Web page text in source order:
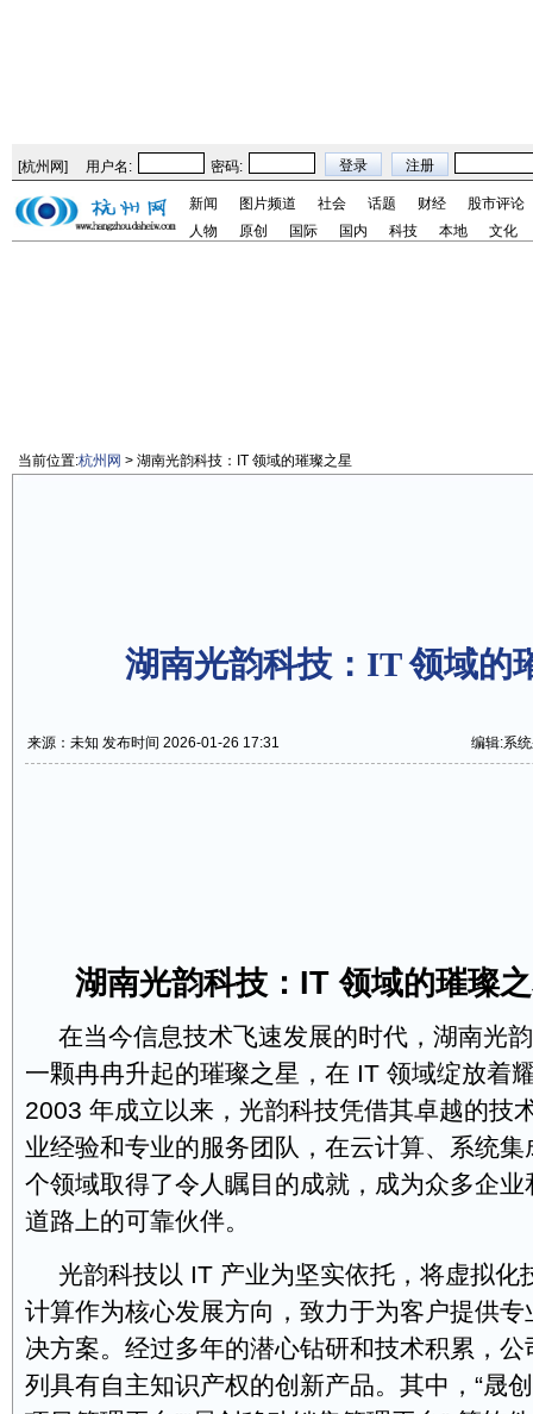
[杭州网] 用户名: 密码:
新闻 图片频道 社会 话题 财经
股市评论
人物
原创 国际 国内 科技 本地 文化
当前位置:杭州网 > 湖南光韵科技：IT 领域的璀璨之星
湖南光韵科技：IT 领域的
来源：未知 发布时间 2026-01-26 17:31 编辑:系
湖南光韵科技：IT 领域的璀璨
在当今信息技术飞速发展的时代，湖南光
一颗冉冉升起的璀璨之星，在 IT 领域绽放着
2003 年成立以来，光韵科技凭借其卓越的技
业经验和专业的服务团队，在云计算、系统
个领域取得了令人瞩目的成就，成为众多企
道路上的可靠伙伴。
光韵科技以 IT 产业为坚实依托，将虚拟化
计算作为核心发展方向，致力于为客户提供
决方案。经过多年的潜心钻研和技术积累，
列具有自主知识产权的创新产品。其中，“晟